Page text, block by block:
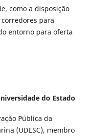
como a disposição
para
entorno para oferta
do Estado
Pública da
(UDESC), membro